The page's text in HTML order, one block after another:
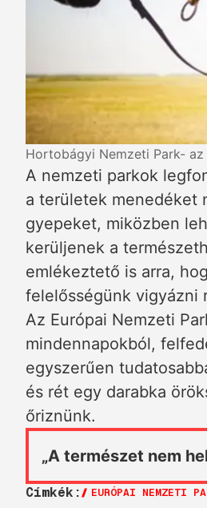
Hortobágyi Nemzeti Park-
A nemzeti parkok
a területek menedéket
gyepeket, miközben
kerüljenek a
emlékeztető is arra,
felelősségünk vigyázni
Az Európai Nemzeti
mindennapokból,
egyszerűen
és rét egy darabka
őriznünk.
„A természet nem
Címkék: EURÓPAI NEMZETI